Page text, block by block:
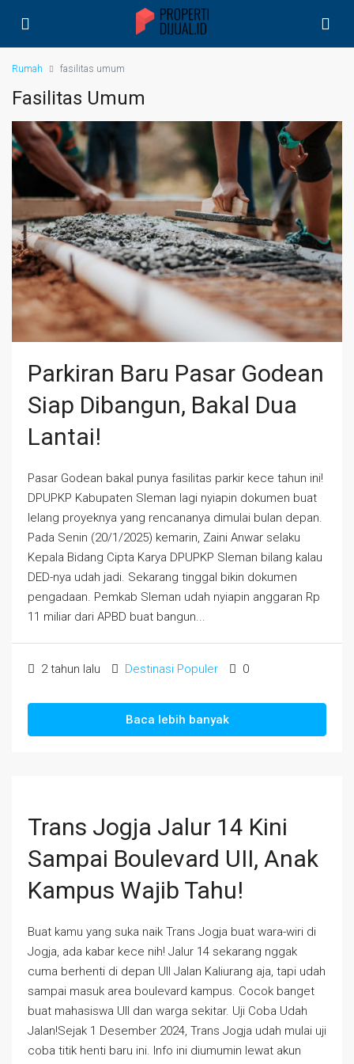
Rumah fasilitas umum
Fasilitas Umum
Parkiran Baru Pasar Godean
Siap Dibangun, Bakal Dua
Lantai!
Pasar Godean bakal punya fasilitas parkir kece tahun ini!
DPUPKP Kabupaten Sleman lagi nyiapin dokumen buat
lelang proyeknya yang rencananya dimulai bulan depan.
Pada Senin (20/1/2025) kemarin, Zaini Anwar selaku
Kepala Bidang Cipta Karya DPUPKP Sleman bilang kalau
DED-nya udah jadi. Sekarang tinggal bikin dokumen
pengadaan. Pemkab Sleman udah nyiapin anggaran Rp
11 miliar dari APBD buat bangun...
2 tahun lalu Destinasi Populer 0
Baca lebih banyak
Trans Jogja Jalur 14 Kini
Sampai Boulevard UII, Anak
Kampus Wajib Tahu!
Buat kamu yang suka naik Trans Jogja buat wara-wiri di
Jogja, ada kabar kece nih! Jalur 14 sekarang nggak
cuma berhenti di depan UII Jalan Kaliurang aja, tapi udah
sampai masuk area boulevard kampus. Cocok banget
buat mahasiswa UII dan warga sekitar. Uji Coba Udah
Jalan!Sejak 1 Desember 2024, Trans Jogja udah mulai uji
coba titik henti baru ini. Info ini diumumin lewat akun